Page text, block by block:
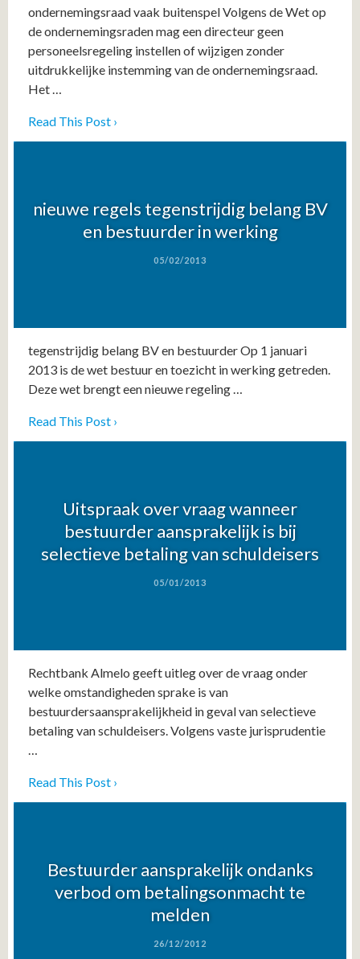
ondernemingsraad vaak buitenspel Volgens de Wet op
de ondernemingsraden mag een directeur geen
personeelsregeling instellen of wijzigen zonder
uitdrukkelijke instemming van de ondernemingsraad.
Het …
Read This Post ›
nieuwe regels tegenstrijdig belang BV
en bestuurder in werking
05/02/2013
tegenstrijdig belang BV en bestuurder Op 1 januari
2013 is de wet bestuur en toezicht in werking getreden.
Deze wet brengt een nieuwe regeling …
Read This Post ›
Uitspraak over vraag wanneer
bestuurder aansprakelijk is bij
selectieve betaling van schuldeisers
05/01/2013
Rechtbank Almelo geeft uitleg over de vraag onder
welke omstandigheden sprake is van
bestuurdersaansprakelijkheid in geval van selectieve
betaling van schuldeisers. Volgens vaste jurisprudentie
Read This Post ›
Bestuurder aansprakelijk ondanks
verbod om betalingsonmacht te
melden
26/12/2012